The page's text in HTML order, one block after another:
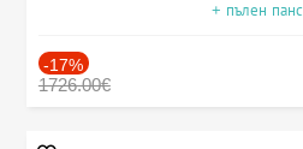
+ пълен
-17%
1726.00€